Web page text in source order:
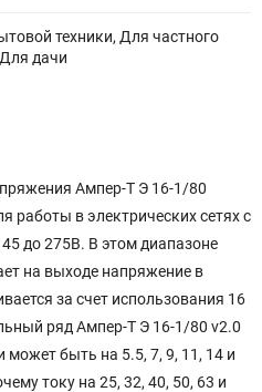
техники, Для частного
дачи
Ампер-Т Э 16-1/80
работы в электрических сетях с
до 275В. В этом диапазоне
на выходе напряжение в
за счет использования 16
ряд Ампер-Т Э 16-1/80 v2.0
быть на 5.5, 7, 9, 11, 14 и
току на 25, 32, 40, 50, 63 и